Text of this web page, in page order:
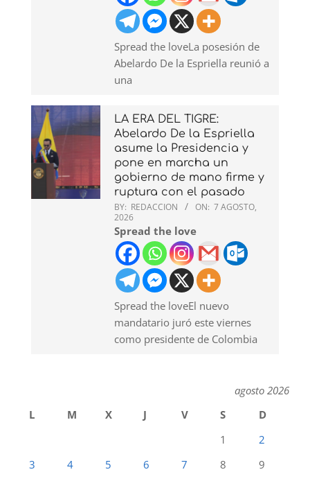
Spread the loveLa posesión de
Abelardo De la Espriella reunió a
una
LA ERA DEL TIGRE:
Abelardo De la Espriella
asume la Presidencia y
pone en marcha un
gobierno de mano firme y
ruptura con el pasado
BY: REDACCION ON: 7 AGOSTO,
2026
Spread the love
Spread the loveEl nuevo
mandatario juró este viernes
como presidente de Colombia
agosto 2026
L
M X J V S
D
1
2
3
4 5 6 7 8
9